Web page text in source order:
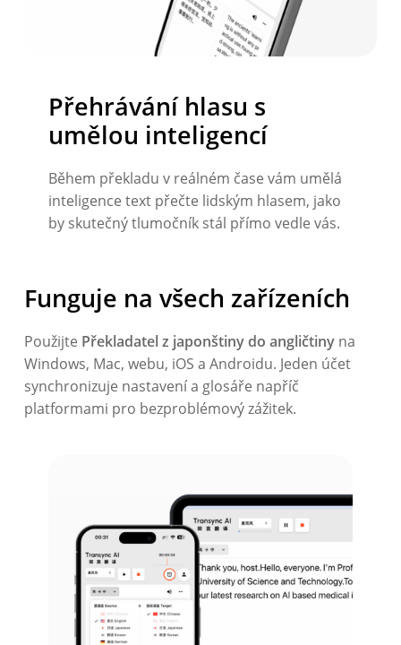
Přehrávání hlasu s
umělou inteligencí
Během překladu v reálném čase vám umělá
inteligence text přečte lidským hlasem, jako
by skutečný tlumočník stál přímo vedle vás.
Funguje na všech zařízeních
Použijte Překladatel z japonštiny do angličtinyna
Windows, Mac, webu, iOS a Androidu. Jeden účet
synchronizuje nastavení a glosáře napříč
platformami pro bezproblémový zážitek.